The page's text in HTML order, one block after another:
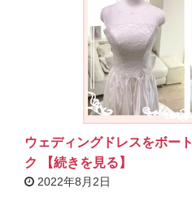
ウェディングドレスをボー
ク 【続きを見る】
2022年8月2日